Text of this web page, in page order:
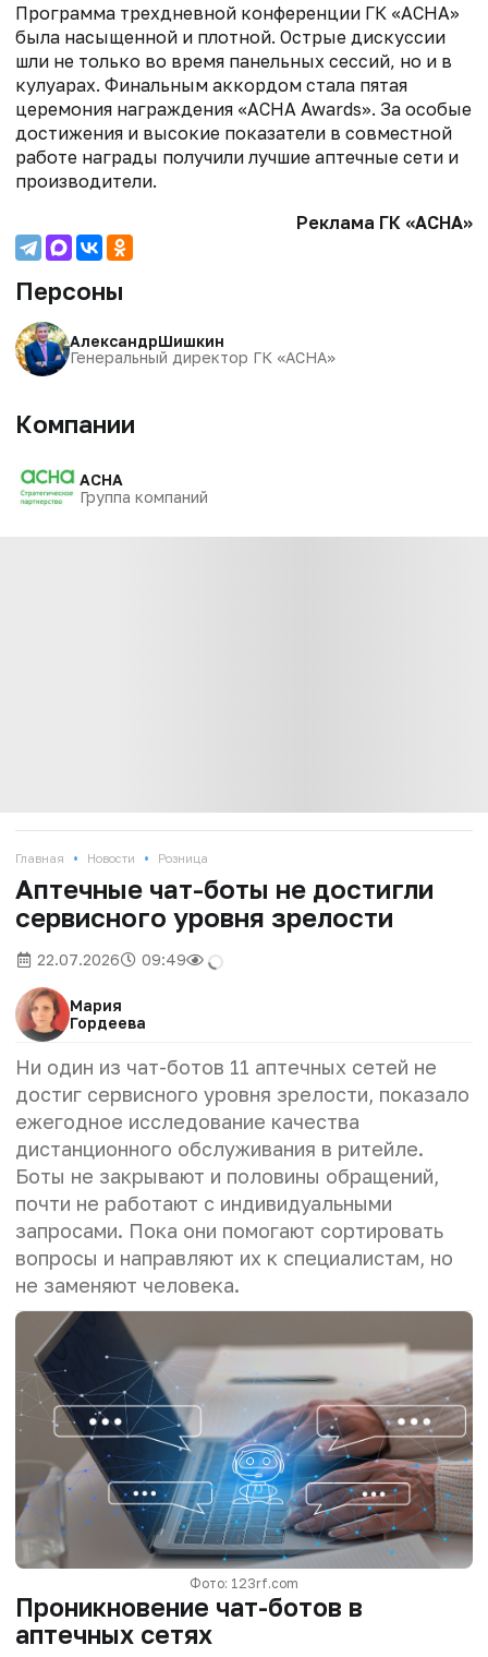
Программа трехдневной конференции ГК «АСНА»
была насыщенной и плотной. Острые дискуссии
шли не только во время панельных сессий, но и в
кулуарах. Финальным аккордом стала пятая
церемония награждения «АСНА Awards». За особые
достижения и высокие показатели в совместной
работе награды получили лучшие аптечные сети и
производители.
Реклама ГК «АСНА»
Персоны
АлександрШишкин
Генеральный директор ГК «АСНА»
Компании
АСНА
Группа компаний
Главная • Новости • Розница
Аптечные чат-боты не достигли
сервисного уровня зрелости
22.07.2026 09:49
Мария
Гордеева
Ни один из чат-ботов 11 аптечных сетей не
достиг сервисного уровня зрелости, показало
ежегодное исследование качества
дистанционного обслуживания в ритейле.
Боты не закрывают и половины обращений,
почти не работают с индивидуальными
запросами. Пока они помогают сортировать
вопросы и направляют их к специалистам, но
не заменяют человека.
Фото: 123rf.com
Проникновение чат-ботов в
аптечных сетях